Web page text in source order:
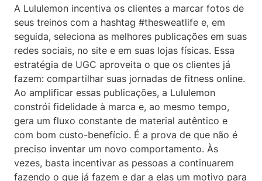
A Lululemon incentiva os clientes a marcar fotos de
seus treinos com a hashtag #thesweatlife e, em
seguida, seleciona as melhores publicações em suas
redes sociais, no site e em suas lojas físicas. Essa
estratégia de UGC aproveita o que os clientes já
fazem: compartilhar suas jornadas de fitness online.
Ao amplificar essas publicações, a Lululemon
constrói fidelidade à marca e, ao mesmo tempo,
gera um fluxo constante de material autêntico e
com bom custo-benefício. É a prova de que não é
preciso inventar um novo comportamento. Às
vezes, basta incentivar as pessoas a continuarem
fazendo o que já fazem e dar a elas um motivo para